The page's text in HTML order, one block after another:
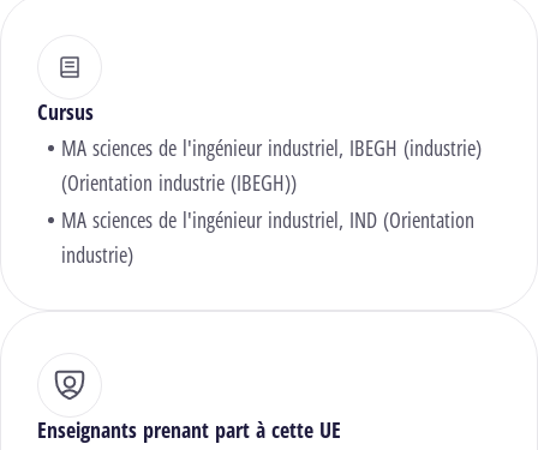
Cursus
MA sciences de l'ingénieur industriel, IBEGH (industrie)
(Orientation industrie (IBEGH))
MA sciences de l'ingénieur industriel, IND (Orientation
industrie)
Enseignants prenant part à cette UE